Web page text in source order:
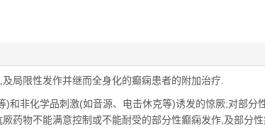
局限性发作并继而全身化的癫痫患者的附加治疗.
)和非化学品刺激(如音源、电击休克等)诱发的惊厥;对部分
药物不能满意控制或不能耐受的部分性癫痫发作,及部分